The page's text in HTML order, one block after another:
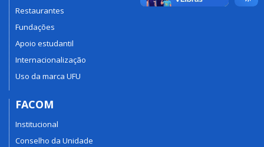
Restaurantes
Fundações
Apoio estudantil
Internacionalização
Uso da marca UFU
FACOM
Institucional
Conselho da Unidade